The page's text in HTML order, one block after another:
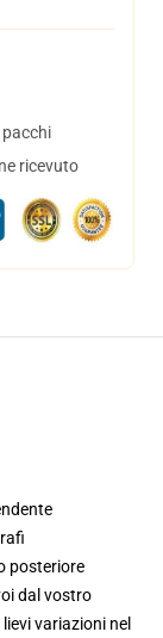
ricevuto
posteriore
dal vostro
variazioni nel